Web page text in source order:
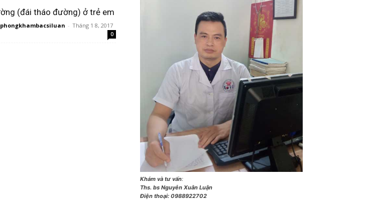
(đái tháo đường) ở trẻ em
phongkhambacsiluan - Tháng 1 8, 2017
0
Khám và tư vấn:
Ths. bs Nguyễn Xuân Luận
Điện thoại: 0988922702